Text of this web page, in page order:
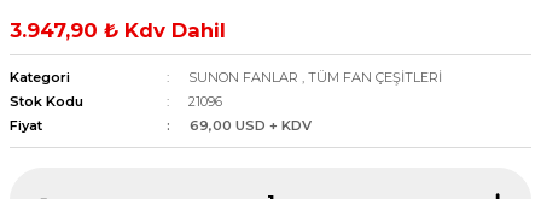
FANLAR
FANLAR
3.947,90 ₺ Kdv Dahil
Kategori SUNON FANLAR , TÜM FAN ÇEŞİTLERİ
Stok Kodu
21096
Fiyat
69,00 USD + KDV